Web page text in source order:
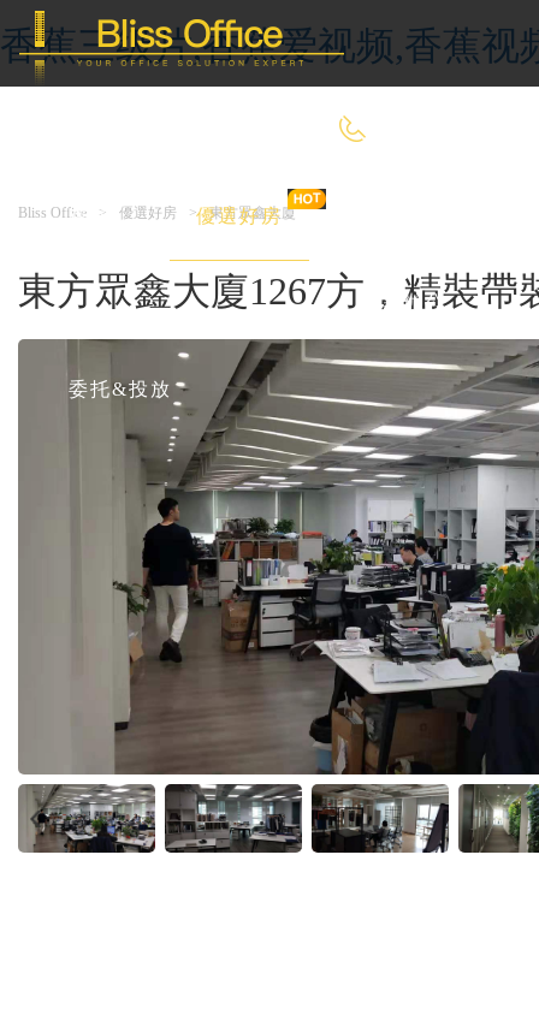
香蕉三级片,香蕉爱视频,香蕉视
首 頁 優選好房
共享辦公
委托&投放
Bliss Office > 優選好房 > 東方眾鑫大廈
東方眾鑫大廈1267方，精裝帶